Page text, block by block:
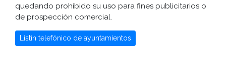
quedando prohibido su uso para fines publicitarios o
de prospección comercial.
Listín telefónico de ayuntamientos